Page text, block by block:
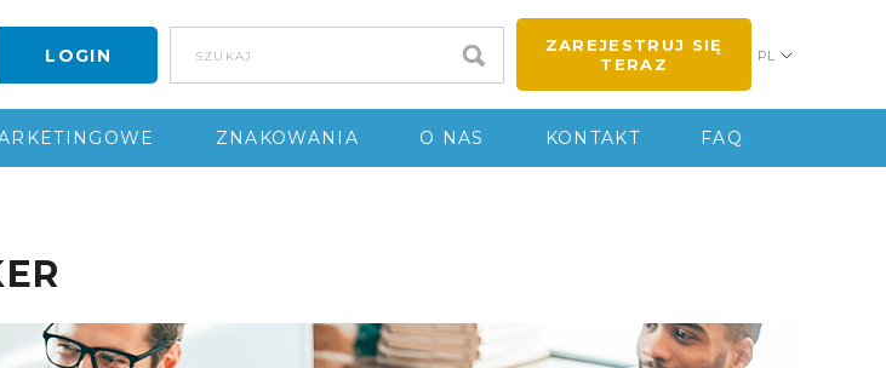
szukaj
ZAREJESTRUJ SIĘ
TERAZ
PL
ZNAKOWANIA O NAS KONTAKT FAQ